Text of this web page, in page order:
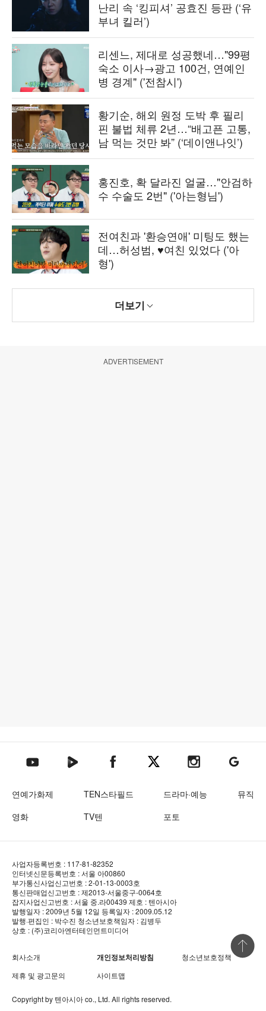
난리 속 ‘킹피셔’ 공효진 등판 (‘유
부녀 킬러’)
리센느, 제대로 성공했네…"99평
숙소 이사→광고 100건, 연예인
병 경계" ('전참시')
황기순, 해외 원정 도박 후 필리
핀 불법 체류 2년…“배고픈 고통,
남 먹는 것만 봐” (‘데이앤나잇’)
홍진호, 확 달라진 얼굴…"안검하
수 수술도 2번" ('아는형님')
전여친과 '환승연애' 미팅도 했는
데…허성범, ♥여친 있었다 ('아
형')
더보기
ADVERTISEMENT
텐아시아 유튜브텐아시아 네이버TV텐아시아 페이스북텐아시아 엑스텐아시아 인스타그램
텐아시아
연예가화제 TEN스타필드 드라마·예능
뮤직
영화
TV텐 포토
사업자등록번호 : 117-81-82352
인터넷신문등록번호 : 서울 아00860
부가통신사업신고번호 : 2-01-13-0003호
통신판매업신고번호 : 제2013-서울중구-0064호
잡지사업신고번호 : 서울 중.라00439 제호 : 텐아시아
발행일자 : 2009년 5월 12일 등록일자 : 2009.05.12
발행·편집인 : 박수진 청소년보호책임자 : 김병두
상호 : (주)코리아엔터테인먼트미디어
회사소개 개인정보처리방침
청소년보호정책
제휴 및 광고문의
사이트맵
Copyright by 텐아시아co., Ltd. All rights reserved.
상단 바로